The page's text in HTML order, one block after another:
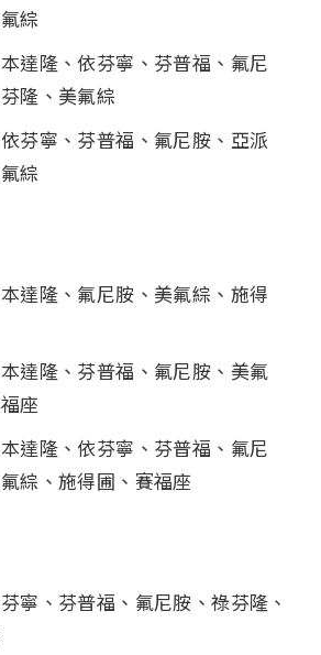
綜
達隆、依芬寧、芬普福、氟尼
隆、美氟綜
芬寧、芬普福、氟尼胺、亞派
綜
達隆、氟尼胺、美氟綜、施得
達隆、芬普福、氟尼胺、美氟
座
達隆、依芬寧、芬普福、氟尼
綜、施得圃、賽福座
寧、芬普福、氟尼胺、祿芬隆、